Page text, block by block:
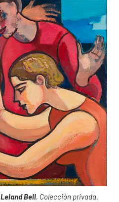
Leland Bell, Colección privada.